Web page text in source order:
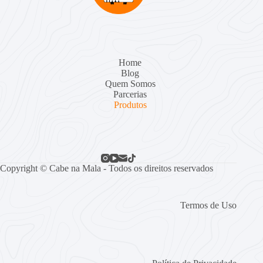
Home
Blog
Quem Somos
Parcerias
Produtos
Copyright © Cabe na Mala - Todos os direitos reservados
Termos de Uso